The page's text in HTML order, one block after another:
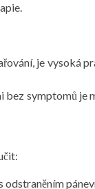
je vysoká
bez symptomů je